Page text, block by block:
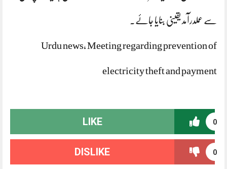
سے عملدرآمد یقینی بنایا جائے۔
Urdu news, Meeting regarding prevention of
electricity theft and payment
0
LIKE
0
DISLIKE